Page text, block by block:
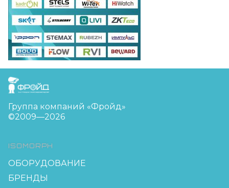
FreudGroup
Группа компаний «Фройд»
©2009—2026
ISOMORPH
ОБОРУДОВАНИЕ
БРЕНДЫ